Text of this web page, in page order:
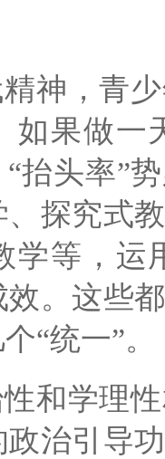
神，青
如果做一
“抬头率”
探究式
学等，运
。这些
“统一”。
和学理
治引导